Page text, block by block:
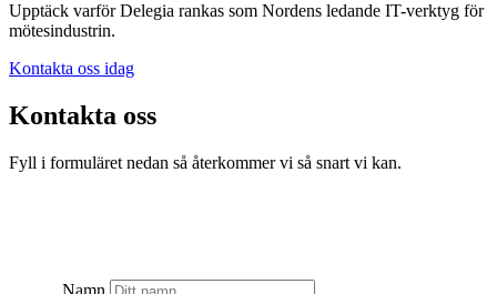
Upptäck varför Delegia rankas som Nordens ledande IT-verktyg för
mötesindustrin.
Kontakta oss idag
Kontakta oss
Fyll i formuläret nedan så återkommer vi så snart vi kan.